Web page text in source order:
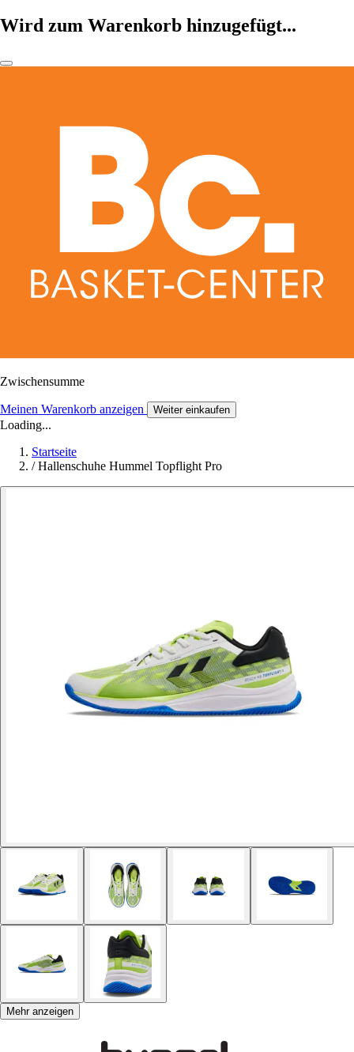
Wird zum Warenkorb hinzugefügt...
Zwischensumme
Meinen Warenkorb anzeigen Weiter einkaufen
Loading...
Startseite
/ Hallenschuhe Hummel Topflight Pro
Mehr anzeigen